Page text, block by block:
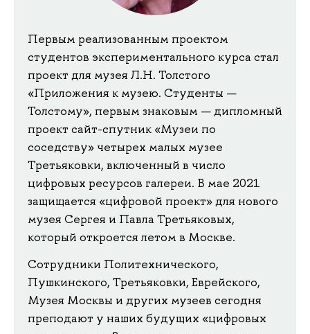
Первым реализованным проектом
студентов экспериментального курса стал
проект для музея Л.Н. Толстого
«Приложения к музею. Студенты —
Толстому», первым знаковым — дипломный
проект сайт-спутник «Музеи по
соседству» четырех малых музее
Третьяковки, включенный в число
цифровых ресурсов галереи. В мае 2021
защищается «цифровой проект» для нового
музея Сергея и Павла Третьяковых,
который откроется летом в Москве.
Сотрудники Политехнического,
Пушкинского, Третьяковки, Еврейского,
Музея Москвы и других музеев сегодня
преподают у наших будущих «цифровых